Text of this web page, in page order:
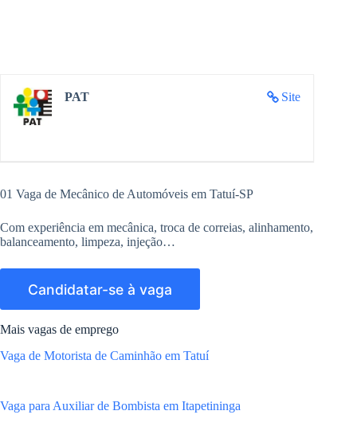
Site
PAT
01 Vaga de Mecânico de Automóveis em Tatuí-SP
Com experiência em mecânica, troca de correias, alinhamento,
balanceamento, limpeza, injeção…
Mais vagas de emprego
Vaga de Motorista de Caminhão em Tatuí
Vaga para Auxiliar de Bombista em Itapetininga